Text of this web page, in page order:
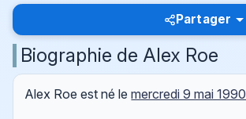
Partager
Biographie de Alex Roe
Alex Roe est né lemercredi 9 mai 1990